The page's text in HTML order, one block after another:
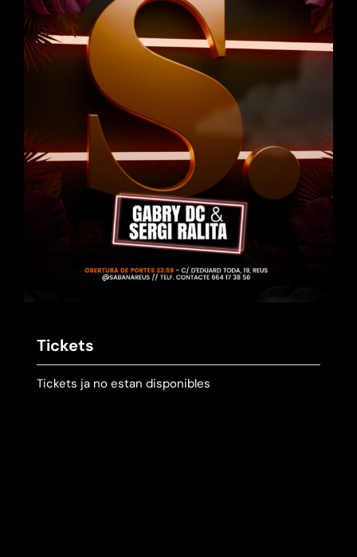
Tickets
Tickets ja no estan disponibles